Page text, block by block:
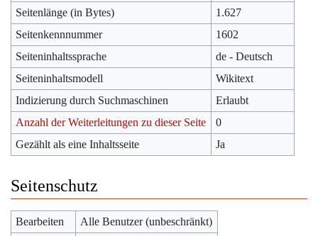
Seitenlänge (in Bytes)
1.627
Seitenkennnummer
1602
Seiteninhaltssprache
de - Deutsch
Seiteninhaltsmodell
Wikitext
Indizierung durch Suchmaschinen
Erlaubt
Anzahl der Weiterleitungen zu dieser Seite
0
Gezählt als eine Inhaltsseite
Ja
Seitenschutz
Bearbeiten
Alle Benutzer (unbeschränkt)